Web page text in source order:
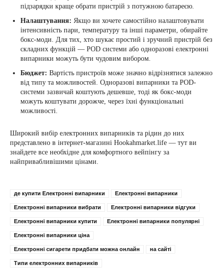
підзарядки краще обрати пристрій з потужною батареєю.
Налаштування: Якщо ви хочете самостійно налаштовувати
інтенсивність пари, температуру та інші параметри, обирайте
бокс-моди. Для тих, хто шукає простий і зручний пристрій без
складних функцій — POD системи або одноразові електронні
випарники можуть бути чудовим вибором.
Бюджет: Вартість пристроїв може значно відрізнятися залежно
від типу та можливостей. Одноразові випарники та POD-
системи зазвичай коштують дешевше, тоді як бокс-моди
можуть коштувати дорожче, через їхні функціональні
можливості.
Широкий вибір електронних випарників та рідин до них
представлено в інтернет-магазині Hookahmarket.life — тут ви
знайдете все необхідне для комфортного вейпінгу за
найпривабливішими цінами.
де купити Електронні випарники Електронні випарники
Електронні випарники вибрати Електронні випарники відгуки
Електронні випарники купити Електронні випарники популярні
Електронні випарники ціна
Електронні сигарети придбати можна онлайн на сайті
Типи електронних випарників